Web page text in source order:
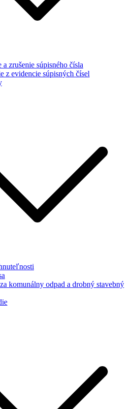
a zrušenie súpisného čísla
z evidencie súpisných čísel
komunálny odpad a drobný stavebný